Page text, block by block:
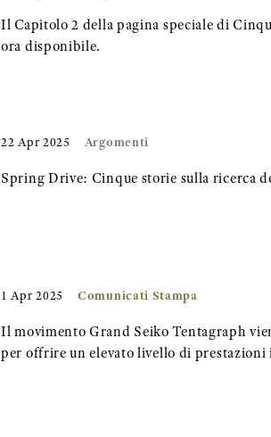
Il Capitolo 2 della pagina speciale di
ora disponibile.
22 Apr 2025 Argomenti
Spring Drive: Cinque storie sulla ricerca
1 Apr 2025 Comunicati Stampa
Il movimento Grand Seiko Tentagraph
per offrire un elevato livello di prestazioni